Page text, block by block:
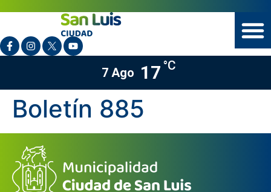
7 Ago 17 °C
Boletín 885